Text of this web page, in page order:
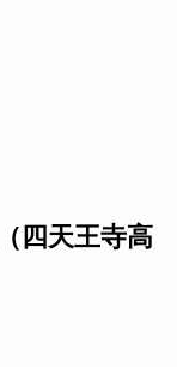
四天王寺高